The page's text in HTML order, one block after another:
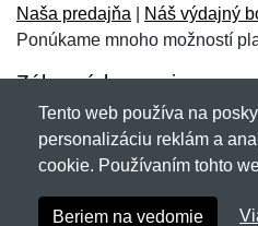
E-mail:
Správa*
Správa*
Naša predajňa
Náš výdajný
Ponúkame mnoho možností
Zákaznícky servis
Novinky emailom
Copyright © 2007-2026 (19
Tento web používa na
personalizáciu reklám a
cookie. Používaním tohto
Beriem na vedomie